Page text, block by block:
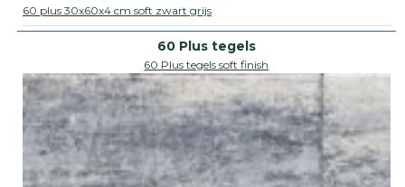
60 plus 30x60x4 cm soft zwart grijs
60 Plus tegels soft finish